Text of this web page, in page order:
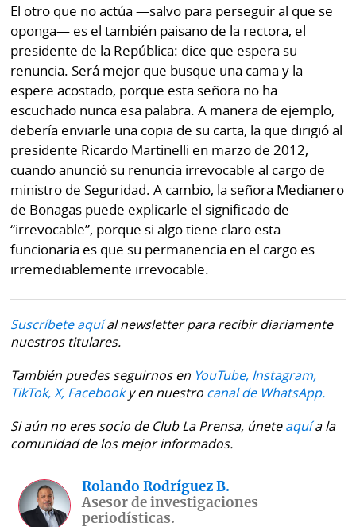
El otro que no actúa —salvo para perseguir al que se
oponga— es el también paisano de la rectora, el
presidente de la República: dice que espera su
renuncia. Será mejor que busque una cama y la
espere acostado, porque esta señora no ha
escuchado nunca esa palabra. A manera de ejemplo,
debería enviarle una copia de su carta, la que dirigió al
presidente Ricardo Martinelli en marzo de 2012,
cuando anunció su renuncia irrevocable al cargo de
ministro de Seguridad. A cambio, la señora Medianero
de Bonagas puede explicarle el significado de
“irrevocable”, porque si algo tiene claro esta
funcionaria es que su permanencia en el cargo es
irremediablemente irrevocable.
Suscríbete aquíal newsletter para recibir diariamente
nuestros titulares.
También puedes seguirnos en YouTube, Instagram,
TikTok, X, Facebooky en nuestro canal de WhatsApp.
Si aún no eres socio de Club La Prensa, úneteaquía la
comunidad de los mejor informados.
Rolando Rodríguez B.
Asesor de investigaciones
periodísticas.